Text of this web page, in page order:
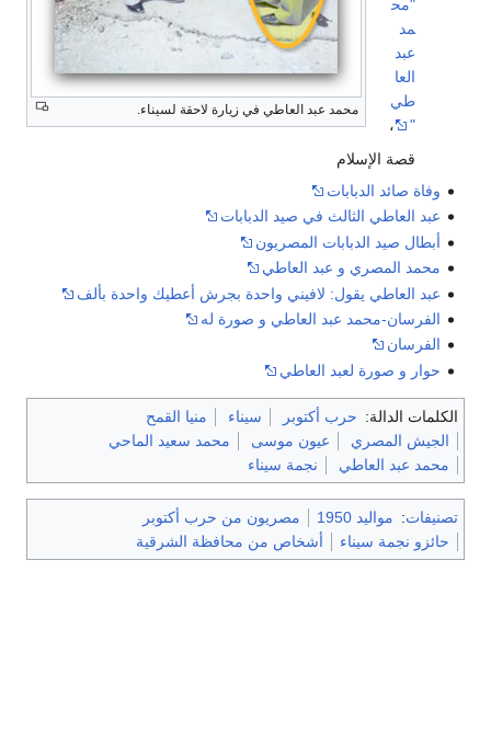
محمد عبد العاطي في زيارة لاحقة لسيناء.
"مح
مد
عبد
العا
طي
"
،
قصة الإسلام
وفاة صائد الدبابات
عبد العاطي الثالث في صيد الدبابات
أبطال صيد الدبابات المصريون
محمد المصري و عبد العاطي
عبد العاطي يقول: لافيني واحدة بجرش أعطيك واحدة بألف
الفرسان-محمد عبد العاطي و صورة له
الفرسان
حوار و صورة لعبد العاطي
الكلمات الدالة: حرب أكتوبر سيناء
منيا القمح
الجيش المصري
عيون موسى
محمد سعيد الماحي
محمد عبد العاطي
نجمة سيناء
تصنيفات: مواليد 1950
مصريون من حرب أكتوبر
حائزو نجمة سيناء
أشخاص من محافظة الشرقية